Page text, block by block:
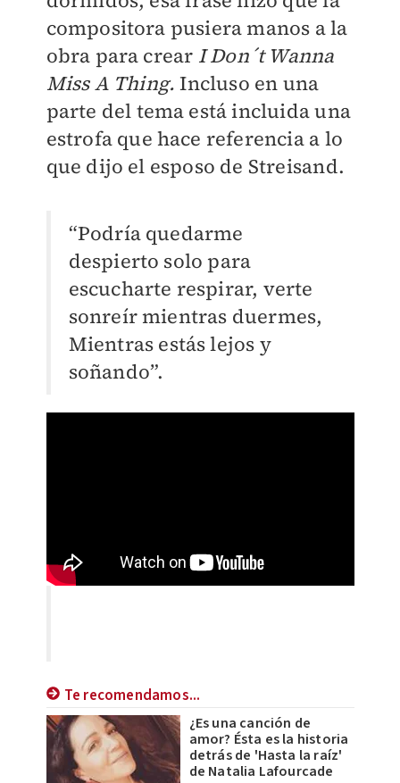
compositora pusiera manos a la
obra para crear I Don´t Wanna
Miss A Thing.Incluso en una
parte del tema está incluida una
estrofa que hace referencia a lo
que dijo el esposo de Streisand.
“Podría quedarme
despierto solo para
escucharte respirar, verte
sonreír mientras duermes,
Mientras estás lejos y
soñando”.
Te recomendamos...
¿Es una canción de
amor? Ésta es la historia
detrás de 'Hasta la raíz'
de Natalia Lafourcade